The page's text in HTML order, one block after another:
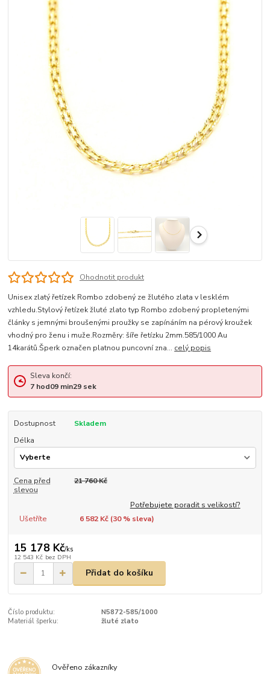
Ohodnotit produkt
Unisex zlatý řetízek Rombo zdobený ze žlutého zlata v lesklém
vzhledu.Stylový řetízek žluté zlato typ Rombo zdobený propletenými
články s jemnými broušenými proužky se zapínáním na pérový kroužek
vhodný pro ženu i muže.Rozměry: šíře řetízku 2mm.585/1000 Au
14karátů.Šperk označen platnou puncovní zna... celý popis
Sleva končí:
7hod09min29sek
Dostupnost
Skladem
Délka
Cena před
slevou
21 760 Kč
Potřebujete poradit s velikostí?
Ušetříte
6 582 Kč (30% sleva)
15 178 Kč/ks
12 543 Kč bez DPH
Přidat do košíku
Číslo produktu:
N5872-585/1000
Materiál šperku:
žluté zlato
Ověřeno zákazníky